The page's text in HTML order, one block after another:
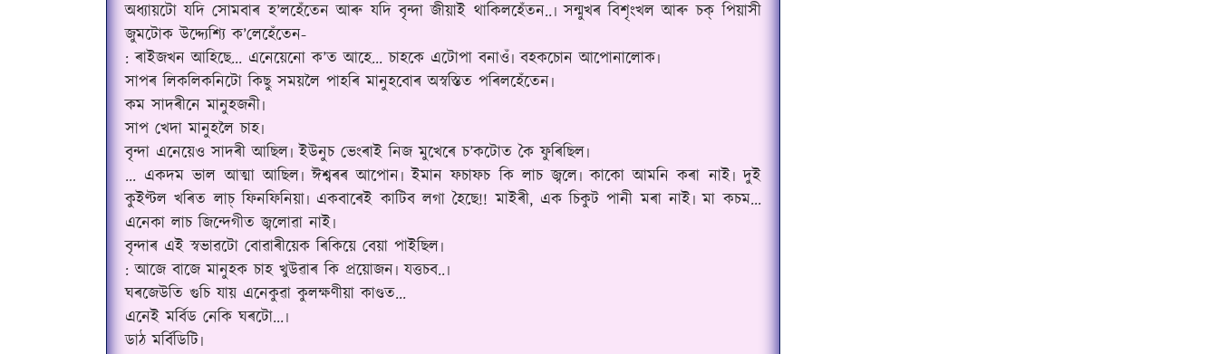
অধ্যায়টো যদি সোমবাৰ হ’ল‌হেঁতেন আৰু যদি বৃন্দা জীয়াই থাকিলহেঁতন..৷ সন্মুখৰ বিশৃংখল আৰু চক্ পিয়াসী
জুমটোক উদ্দ্যেশ্যি ক’লেহেঁতেন-
: ৰাইজখন আহিছে... এনেয়েনো ক’ত আহে... চাহকে এটোপা বনাওঁ৷ বহকচোন আপোনালোক৷
সাপৰ লিকলিকনিটো কিছু সময়লৈ পাহৰি মানুহবোৰ অস্বস্তিত পৰিলহেঁতেন৷
কম সাদৰীনে মানুহজনী৷
সাপ খেদা মানুহলৈ চাহ৷
বৃন্দা এনেয়েও সাদৰী আছিল৷ ইউনুচ ভেংৰাই নিজ মুখেৰে চ’কটোত কৈ ফুৰিছিল৷
... একদম ভাল আত্মা আছিল৷ ঈশ্বৰৰ আপোন৷ ইমান ফচাফচ কি লাচ জ্বলে৷ কাকো আমনি কৰা নাই৷ দুই
কুইণ্টল খৰিত লাচ্ ফিনফিনিয়া৷ একবাৰেই কাটিব লগা হৈছে!! মাইৰী, এক চিকুট পানী মৰা নাই৷ মা কচম...
এনেকা লাচ জিন্দেগীত জ্বলোৱা নাই৷
বৃন্দাৰ এই স্বভাৱটো বোৱাৰীয়েক ৰিকিয়ে বেয়া পাইছিল৷
: আজে বাজে মানুহক চাহ খুউৱাৰ কি প্ৰয়োজন৷ যত্তচব..৷
ঘৰজেউতি গুচি যায় এনেকুৱা কুলক্ষণীয়া কাণ্ডত...
এনেই মৰ্বিড নেকি ঘৰটো...৷
ডাঠ মৰ্বিডিটি৷